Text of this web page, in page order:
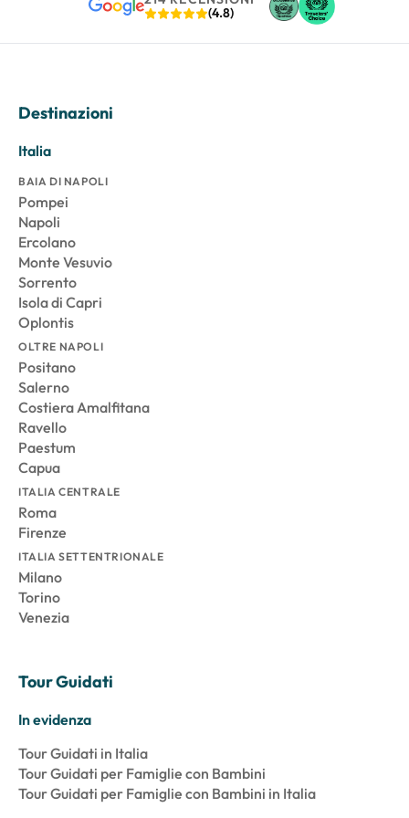
(4.8)
Destinazioni
Italia
BAIA DI NAPOLI
Pompei
Napoli
Ercolano
Monte Vesuvio
Sorrento
Isola di Capri
Oplontis
OLTRE NAPOLI
Positano
Salerno
Costiera Amalfitana
Ravello
Paestum
Capua
ITALIA CENTRALE
Roma
Firenze
ITALIA SETTENTRIONALE
Milano
Torino
Venezia
Tour Guidati
In evidenza
Tour Guidati in Italia
Tour Guidati per Famiglie con Bambini
Tour Guidati per Famiglie con Bambini in Italia